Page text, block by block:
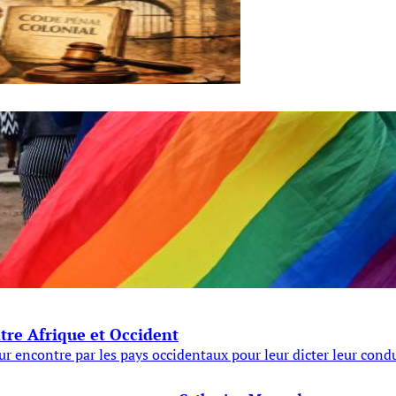
Afrique et Occident
encontre par les pays occidentaux pour leur dicter leur